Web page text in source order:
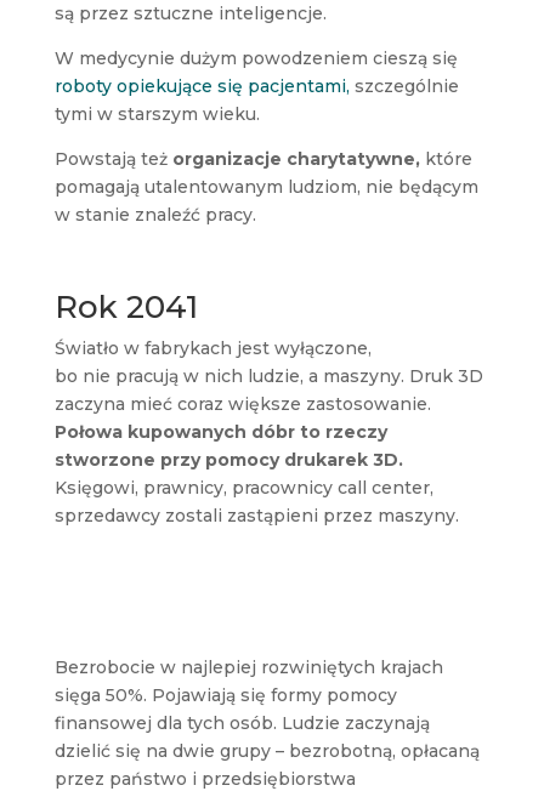
są przez sztuczne inteligencje.
W medycynie dużym powodzeniem cieszą się
roboty opiekujące się pacjentami, szczególnie
tymi w starszym wieku.
Powstają też organizacje charytatywne,które
pomagają utalentowanym ludziom, nie będącym
w stanie znaleźć pracy.
Rok 2041
Światło w fabrykach jest wyłączone,
bo nie pracują w nich ludzie, a maszyny. Druk 3D
zaczyna mieć coraz większe zastosowanie.
Połowa kupowanych dóbr to rzeczy
stworzone przy pomocy drukarek 3D.
Księgowi, prawnicy, pracownicy call center,
sprzedawcy zostali zastąpieni przez maszyny.
Bezrobocie w najlepiej rozwiniętych krajach
sięga 50%. Pojawiają się formy pomocy
finansowej dla tych osób. Ludzie zaczynają
dzielić się na dwie grupy – bezrobotną, opłacaną
przez państwo i przedsiębiorstwa